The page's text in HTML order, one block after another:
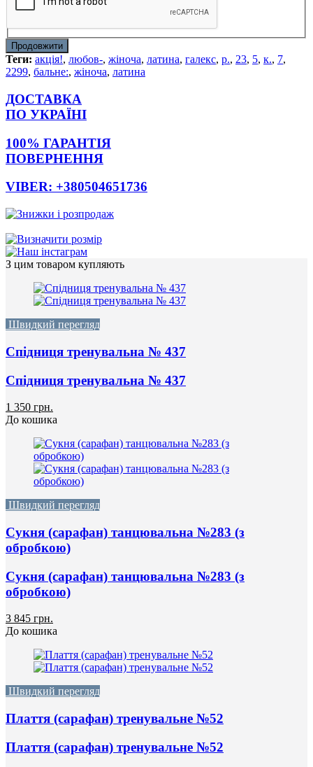
Продовжити
Теги: акція!, любов-, жіноча, латина, галекс, р., 23, 5, к., 7,
2299, бальне:, жіноча, латина
ДОСТАВКА
ПО УКРАЇНІ
100% ГАРАНТІЯ
ПОВЕРНЕННЯ
VIBER: +380504651736
З цим товаром купляють
Швидкий перегляд
Спідниця тренувальна № 437
Спідниця тренувальна № 437
1 350 грн.
До кошика
Швидкий перегляд
Сукня (сарафан) танцювальна №283 (з
обробкою)
Сукня (сарафан) танцювальна №283 (з
обробкою)
3 845 грн.
До кошика
Швидкий перегляд
Плаття (сарафан) тренувальне №52
Плаття (сарафан) тренувальне №52